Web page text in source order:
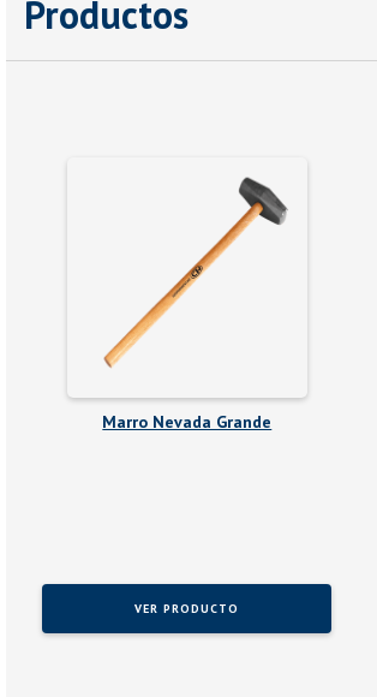
Productos
Marro Nevada Grande
VER PRODUCTO